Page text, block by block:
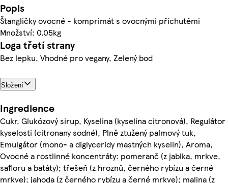
Popis
Štangličky ovocné - komprimát s ovocnými příchutěmi
Množství: 0.05kg
Loga třetí strany
Bez lepku, Vhodné pro vegany, Zelený bod
Složení
Ingredience
Cukr, Glukózový sirup, Kyselina (kyselina citronová), Regulátor
kyselosti (citronany sodné), Plně ztužený palmový tuk,
Emulgátor (mono- a diglyceridy mastných kyselin), Aroma,
Ovocné a rostlinné koncentráty: pomeranč (z jablka, mrkve,
safloru a batáty); třešeň (z hroznů, černého rybízu a černé
mrkve); jahoda (z černého rybízu a černé mrkve); malina (z